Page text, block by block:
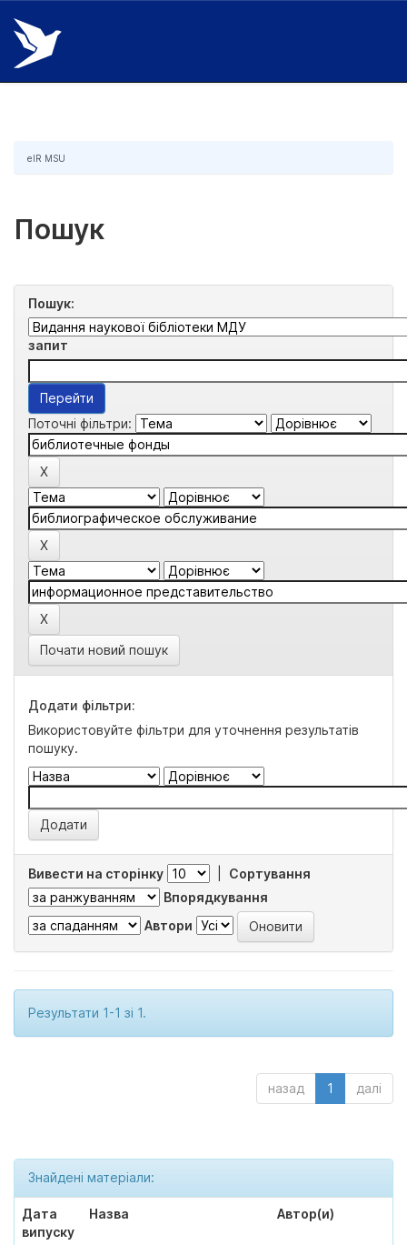
Skip
navigation
eIR MSU
Пошук
Пошук:
запит
Поточні фільтри:
Почати новий пошук
Додати фільтри:
Використовуйте фільтри для уточнення результатів
пошуку.
Вивести на сторінку
Сортування
Впорядкування
Автори
Результати 1-1 зі 1.
назад 1 далі
Знайдені матеріали:
Дата
випуску
Назва Автор(и)